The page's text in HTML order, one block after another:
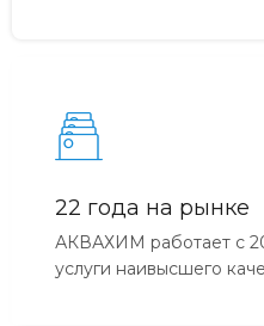
22 года на рынке
АКВАХИМ работает с
услуги наивысшего